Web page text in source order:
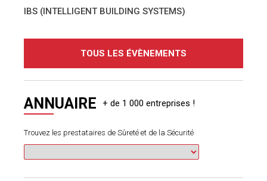
ARTICLES LES PLUS LUS
SÉCURITÉ PRIVÉE